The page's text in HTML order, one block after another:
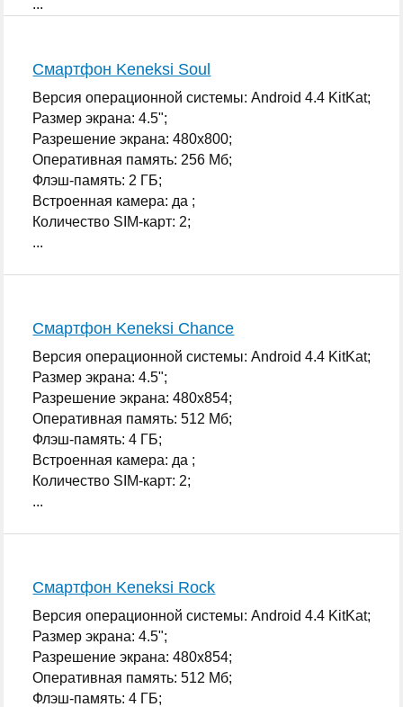
...
Смартфон Keneksi Soul
Версия операционной системы: Android 4.4 KitKat;
Размер экрана: 4.5";
Разрешение экрана: 480x800;
Оперативная память: 256 Мб;
Флэш-память: 2 ГБ;
Встроенная камера: да ;
Количество SIM-карт: 2;
...
Смартфон Keneksi Chance
Версия операционной системы: Android 4.4 KitKat;
Размер экрана: 4.5";
Разрешение экрана: 480x854;
Оперативная память: 512 Мб;
Флэш-память: 4 ГБ;
Встроенная камера: да ;
Количество SIM-карт: 2;
...
Смартфон Keneksi Rock
Версия операционной системы: Android 4.4 KitKat;
Размер экрана: 4.5";
Разрешение экрана: 480x854;
Оперативная память: 512 Мб;
Флэш-память: 4 ГБ;